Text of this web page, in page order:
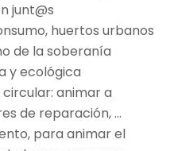
junt@s
huertos urbanos
de la soberanía
y ecológica
animar a
de reparación, …
para animar el